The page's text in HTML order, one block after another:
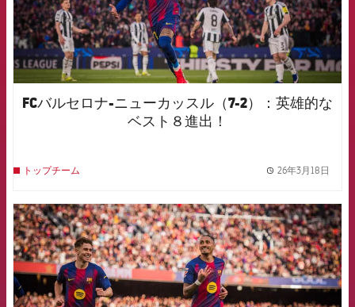
FCバルセロナ-ニューカッスル（7-2）：英雄的な
ベスト８進出！
トップチーム 26年3月18日
FCB Barcelona badge